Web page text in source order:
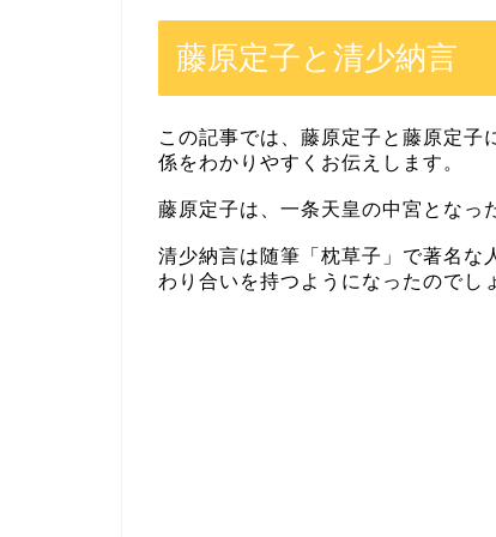
藤原定子と清少納言
この記事では、藤原定子と藤原定子
係をわかりやすくお伝えします。
藤原定子は、一条天皇の中宮となっ
清少納言は随筆「枕草子」で著名な
わり合いを持つようになったのでし